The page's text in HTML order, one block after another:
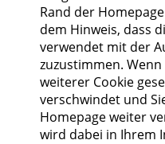
Rand der
dem Hinweis, dass
verwendet mit der
zuzustimmen.
weiterer Cookie
verschwindet und
Homepage weiter
wird dabei in Ihrem